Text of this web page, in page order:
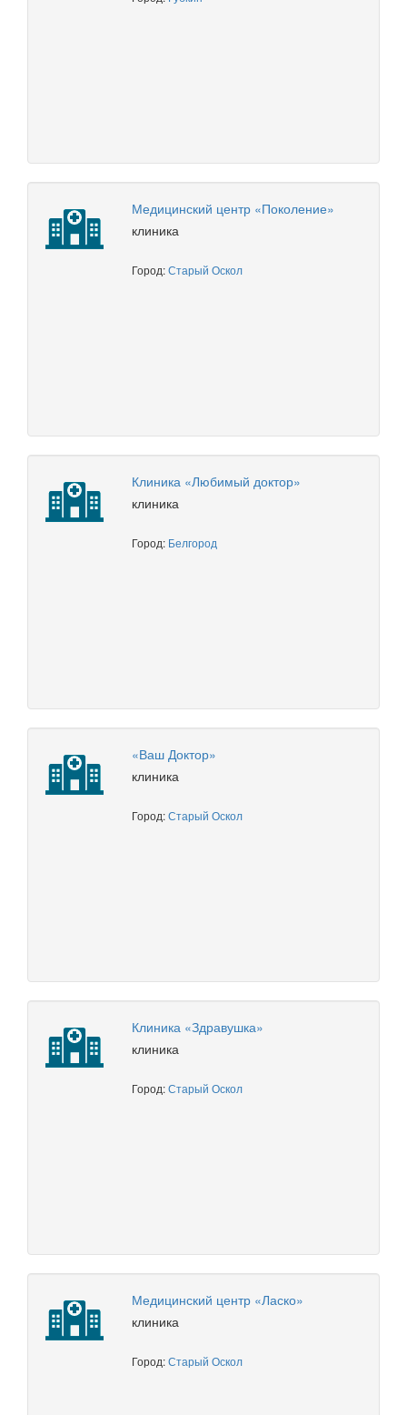
Медицинский центр «Поколение»
клиника
Город:Старый Оскол
Клиника «Любимый доктор»
клиника
Город: Белгород
«Ваш Доктор»
клиника
Город:Старый Оскол
Клиника «Здравушка»
клиника
Город:Старый Оскол
Медицинский центр «Ласко»
клиника
Город:Старый Оскол